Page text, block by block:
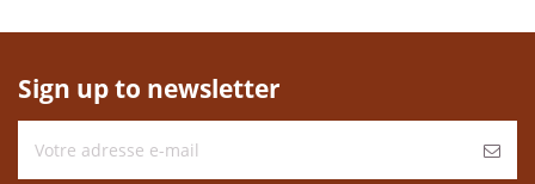
Sign up to newsletter